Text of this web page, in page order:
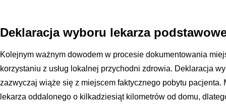
Deklaracja wyboru lekarza
Kolejnym ważnym dowodem w procesie dokumentowania
korzystaniu z usług lokalnej przychodni zdrowia. Deklaracja
zazwyczaj wiąże się z miejscem faktycznego pobytu pacjenta.
lekarza oddalonego o kilkadziesiąt kilometrów od domu,